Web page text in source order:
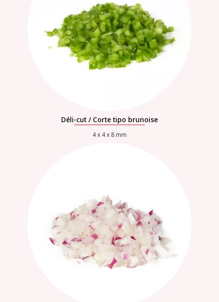
Déli-cut / Corte tipo brunoise
4 x 4 x 8 mm